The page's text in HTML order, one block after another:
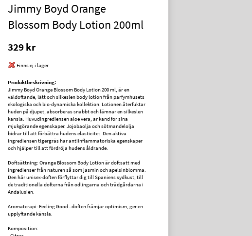
Jimmy Boyd Orange
Blossom Body Lotion 200ml
329 kr
Finns ej i lager
Produktbeskrivning:
Jimmy Boyd Orange Blossom Body Lotion 200 ml, är en
väldoftande, lätt och silkeslen body lotion från parfymhusets
ekologiska och bio-dynamiska kollektion. Lotionen återfuktar
huden på djupet, absorberas snabbt och lämnar en silkeslen
känsla. Huvudingrediensen aloe vera, är känd för sina
mjukgörande egenskaper. Jojobaolja och sötmandelolja
bidrar till att förbättra hudens elasticitet. Den aktiva
ingrediensen tigergräs har antiinflammatoriska egenskaper
och hjälper till att fördröja hudens åldrande.
Doftsättning: Orange Blossom Body Lotion är doftsatt med
ingredienser från naturen så som jasmin och apelsinblomma.
Den här unisex-doften förflyttar dig till Spaniens sydkust, till
de traditionella dofterna från odlingarna och trädgårdarna i
Andalusien.
Aromaterapi: Feeling Good - doften främjar optimism, ger en
upplyftande känsla.
Komposition: